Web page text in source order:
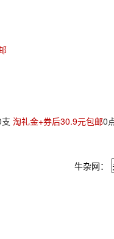
淘礼金+券后30.9元包邮0
牛杂网：